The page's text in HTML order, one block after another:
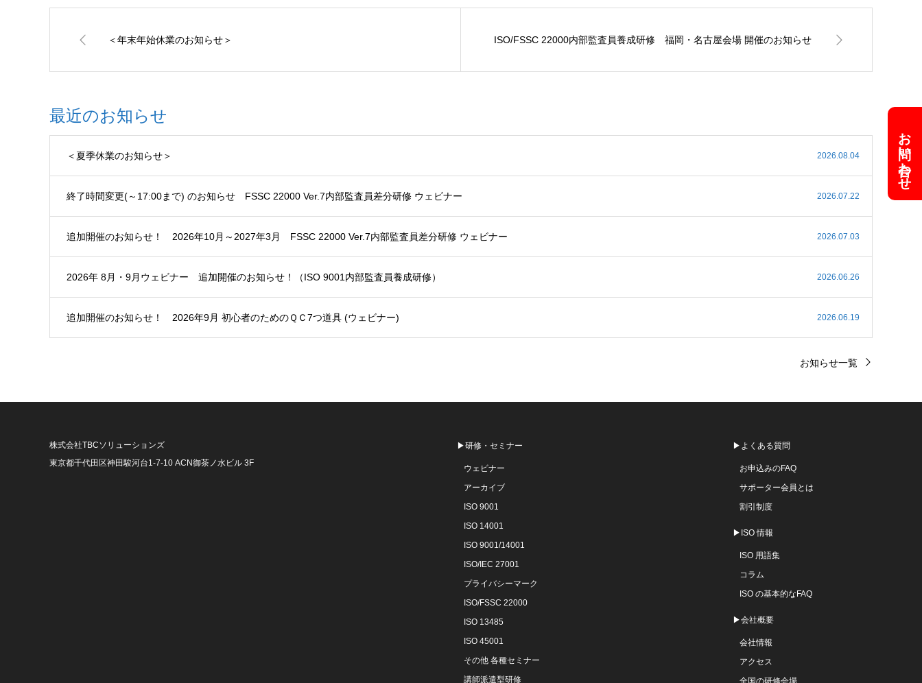
お問い合わせ
＜年末年始休業のお知らせ＞ ISO/FSSC 22000内部監査員養成研修 福岡・名古屋会場 開催のお知らせ
最近のお知らせ
2026.08.04
＜夏季休業のお知らせ＞
2026.07.22
終了時間変更(～17:00まで) のお知らせ FSSC 22000 Ver.7内部監査員差分研修 ウェビナー
2026.07.03
追加開催のお知らせ！ 2026年10月～2027年3月 FSSC 22000 Ver.7内部監査員差分研修 ウェビナー
2026.06.26
2026年 8月・9月ウェビナー 追加開催のお知らせ！（ISO 9001内部監査員養成研修）
2026.06.19
追加開催のお知らせ！ 2026年9月 初心者のためのＱＣ7つ道具 (ウェビナー)
お知らせ一覧
株式会社TBCソリューションズ
東京都千代田区神田駿河台1-7-10 ACN御茶ノ水ビル 3F
▶研修・セミナー
ウェビナー
アーカイブ
ISO 9001
ISO 14001
ISO 9001/14001
ISO/IEC 27001
プライバシーマーク
ISO/FSSC 22000
ISO 13485
ISO 45001
その他 各種セミナー
講師派遣型研修
▶よくある質問
お申込みのFAQ
サポーター会員とは
割引制度
▶ISO 情報
ISO 用語集
コラム
ISO の基本的なFAQ
▶会社概要
会社情報
アクセス
全国の研修会場